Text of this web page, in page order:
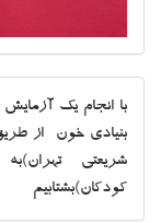
با انجام یک
بنیادی خون از
شریعتی
کودکان)بشتابیم